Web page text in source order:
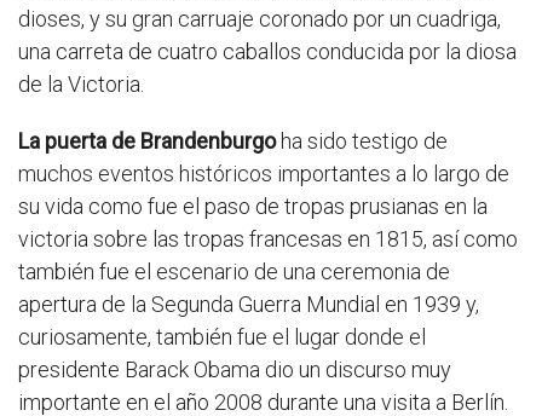
dioses, y su gran carruaje coronado por un cuadriga,
una carreta de cuatro caballos conducida por la diosa
de la Victoria.
La puerta de Brandenburgoha sido testigo de
muchos eventos históricos importantes a lo largo de
su vida como fue el paso de tropas prusianas en la
victoria sobre las tropas francesas en 1815, así como
también fue el escenario de una ceremonia de
apertura de la Segunda Guerra Mundial en 1939 y,
curiosamente, también fue el lugar donde el
presidente Barack Obama dio un discurso muy
importante en el año 2008 durante una visita a Berlín.